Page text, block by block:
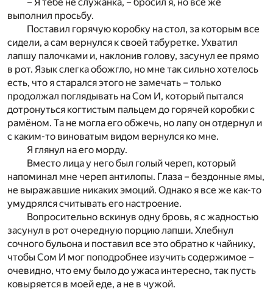
– Я тебе не служанка, – бросил я, но все же
выполнил просьбу.
Поставил горячую коробку на стол, за которым все
сидели, а сам вернулся к своей табуретке. Ухватил
лапшу палочками и, наклонив голову, засунул ее прямо
в рот. Язык слегка обожгло, но мне так сильно хотелось
есть, что я старался этого не замечать – только
продолжал поглядывать на Сом И, который пытался
дотронуться когтистым пальцем до горячей коробки с
рамёном. Та не могла его обжечь, но лапу он отдернул и
с каким-то виноватым видом вернулся ко мне.
Я глянул на его морду.
Вместо лица у него был голый череп, который
напоминал мне череп антилопы. Глаза – бездонные ямы,
не выражавшие никаких эмоций. Однако я все же как-то
умудрялся считывать его настроение.
Вопросительно вскинув одну бровь, я с жадностью
засунул в рот очередную порцию лапши. Хлебнул
сочного бульона и поставил все это обратно к чайнику,
чтобы Сом И мог поподробнее изучить содержимое –
очевидно, что ему было до ужаса интересно, так пусть
ковыряется в моей еде, а не в чужой.